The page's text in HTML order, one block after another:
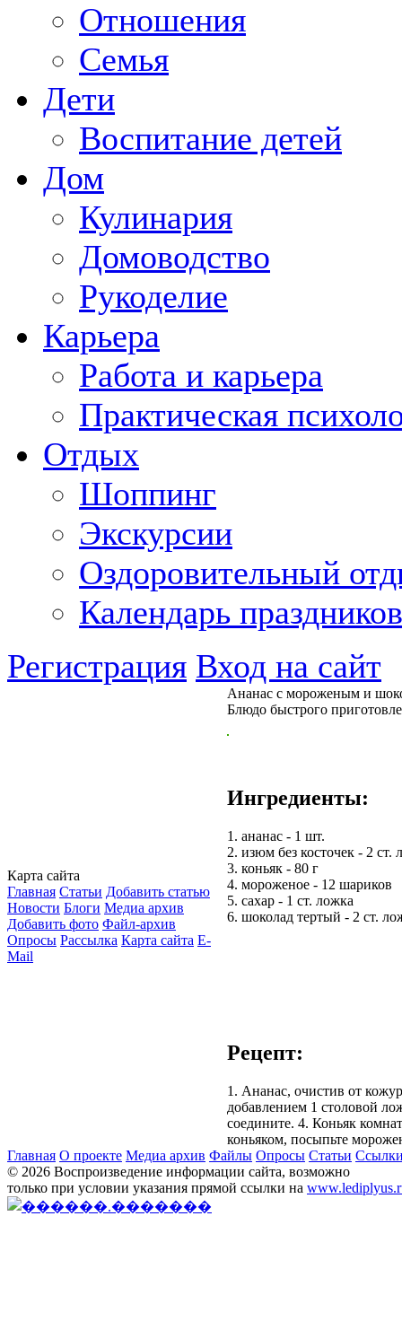
Отношения
Семья
Дети
Воспитание детей
Дом
Кулинария
Домоводство
Рукоделие
Карьера
Работа и карьера
Практическая
Отдых
Шоппинг
Экскурсии
Оздоровительный
Календарь праздников
Регистрация Вход на сайт
Карта сайта
Главная Статьи Добавить статью
Новости Блоги Медиа архив
Добавить фото Файл-архив
Опросы Рассылка Карта сайта E-
Mail
Ананас с мороженым и
Блюдо быстрого
Ингредиенты:
1. ананас - 1 шт.
2. изюм без косточек - 2 ст.
3. коньяк - 80 г
4. мороженое - 12 шариков
5. сахар - 1 ст. ложка
6. шоколад тертый - 2 ст.
Рецепт:
1. Ананас, очистив от
добавлением 1 столовой
соедините. 4. Коньяк
коньяком, посыпьте
Главная О проекте Медиа архив Файлы Опросы Статьи
© 2026 Воспроизведение информации сайта, возможно
только при условии указания прямой ссылки на